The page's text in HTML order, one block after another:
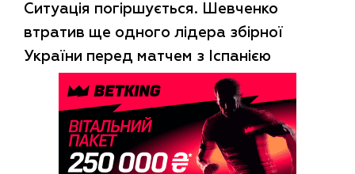
Ситуація погіршується. Шевченко
втратив ще одного лідера збірної
України перед матчем з Іспанією